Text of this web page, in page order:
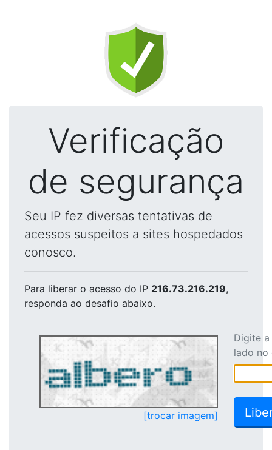
Verificação
de segurança
Seu IP fez diversas tentativas de
acessos suspeitos a sites hospedados
conosco.
Para liberar o acesso do IP 216.73.216.219,
responda ao desafio abaixo.
[trocar imagem]
Digite
lado no